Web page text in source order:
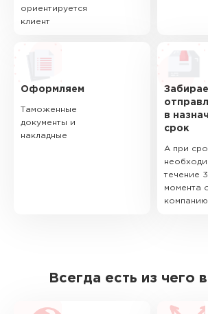
ориентируется
клиент
Оформляем
Таможенные
документы и
накладные
в
срок
А при
течение
момента
компанию
Всегда есть из чего